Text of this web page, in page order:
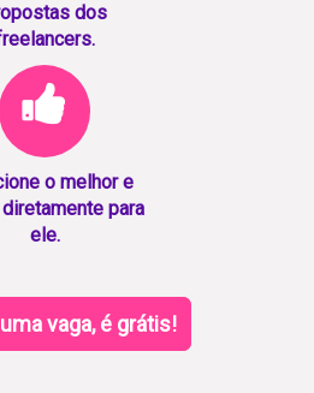
dos
o melhor e
para
ele.
vaga, é grátis!